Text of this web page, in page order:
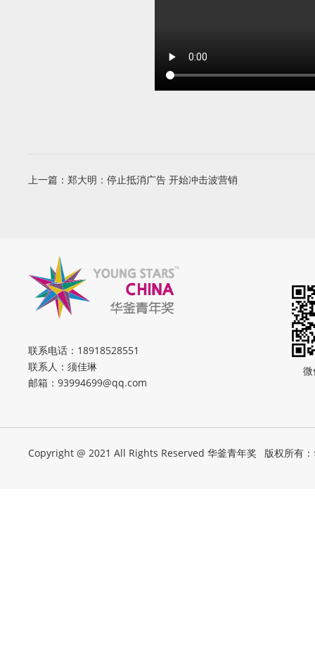
上一篇： 郑大明：停止抵消广告 开始冲击波营销
联系电话： 18918528551
联系人：须佳琳
邮箱： 93994699@qq.com
Copyright @ 2021 All Rights Reserved 华釜青年奖 版权所有